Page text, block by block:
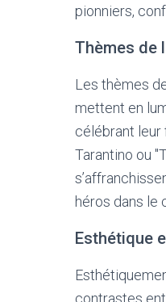
pionniers,
Thèmes de
Les thèmes
mettent en
célébrant leur
Tarantino ou
héros dans le
Esthétique
contrastes